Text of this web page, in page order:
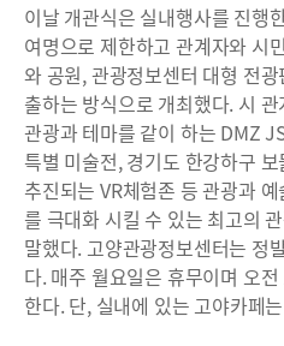
이날 개관식은 실내행사를 진행
여명으로 제한하고 관계자와 시
와 공원, 관광정보센터 대형 전
출하는 방식으로 개최했다. 시
관광과 테마를 같이 하는 DMZ
특별 미술전, 경기도 한강하구
추진되는 VR체험존 등 관광과
를 극대화 시킬 수 있는 최고의
말했다. 고양관광정보센터는 정
다. 매주 월요일은 휴무이며 오
한다. 단, 실내에 있는 고야카페